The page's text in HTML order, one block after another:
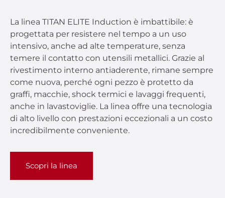
La linea TITAN ELITE Induction è imbattibile: è
progettata per resistere nel tempo a un uso
intensivo, anche ad alte temperature, senza
temere il contatto con utensili metallici. Grazie al
rivestimento interno antiaderente, rimane sempre
come nuova, perché ogni pezzo è protetto da
graffi, macchie, shock termici e lavaggi frequenti,
anche in lavastoviglie. La linea offre una tecnologia
di alto livello con prestazioni eccezionali a un costo
incredibilmente conveniente.
Scopri la linea